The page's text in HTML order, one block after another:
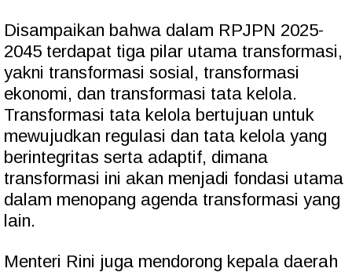
Disampaikan bahwa dalam RPJPN 2025-
2045 terdapat tiga pilar utama transformasi,
yakni transformasi sosial, transformasi
ekonomi, dan transformasi tata kelola.
Transformasi tata kelola bertujuan untuk
mewujudkan regulasi dan tata kelola yang
berintegritas serta adaptif, dimana
transformasi ini akan menjadi fondasi utama
dalam menopang agenda transformasi yang
lain.
Menteri Rini juga mendorong kepala daerah